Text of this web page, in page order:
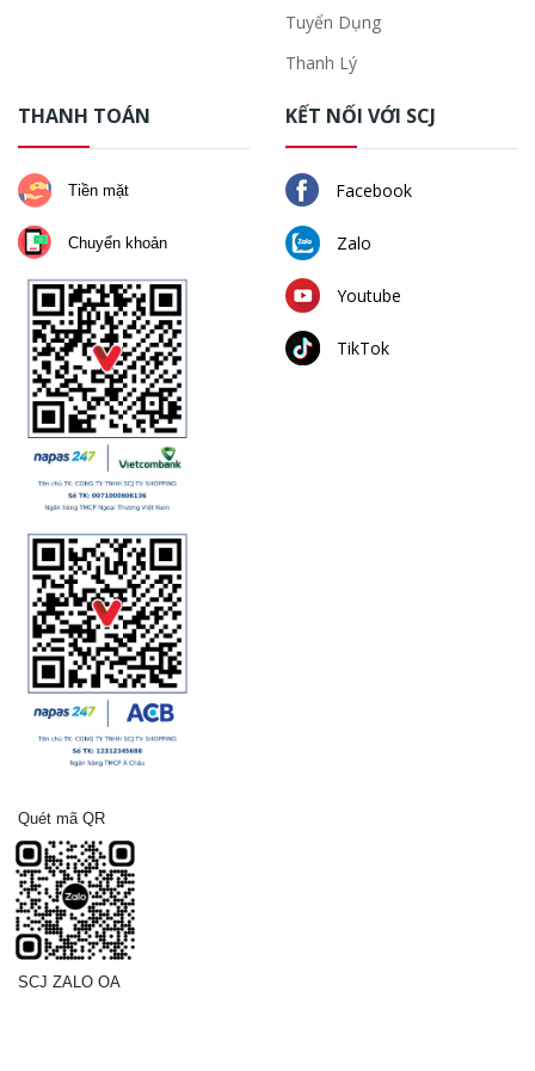
Tuyển Dụng
Thanh Lý
THANH TOÁN
Tiền mặt
Chuyển khoản
KẾT NỐI VỚI SCJ
Facebook
Zalo
Youtube
TikTok
Quét mã QR
SCJ ZALO OA